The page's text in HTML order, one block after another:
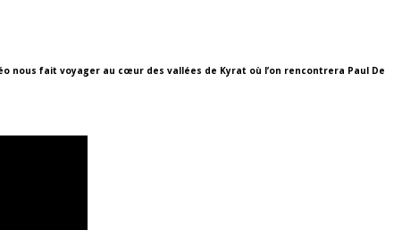
nous fait voyager au cœur des vallées de Kyrat où l’on rencontrera Paul De